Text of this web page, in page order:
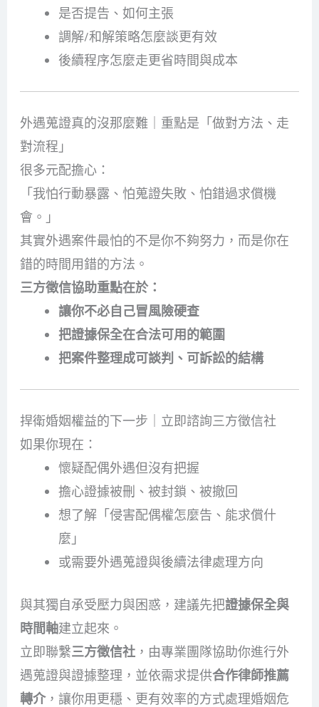
是否提告、如何主張
調解/和解策略怎麼談更有效
後續程序怎麼走更省時間與成本
外遇蒐證真的沒那麼難｜重點是「做對方法、走
對流程」
很多元配擔心：
「我怕行動暴露、怕蒐證失敗、怕錯過求償機
會。」
其實外遇案件最怕的不是你不夠努力，而是你在
錯的時間用錯的方法。
三方徵信協助重點在於：
讓你不必自己冒風險硬查
把證據保全在合法可用的範圍
把案件整理成可談判、可訴訟的結構
捍衛婚姻權益的下一步｜立即諮詢三方徵信社
如果你現在：
懷疑配偶外遇但沒有把握
擔心證據被刪、被封鎖、被撤回
想了解「侵害配偶權怎麼告、能求償什
麼」
或需要外遇蒐證與後續法律處理方向
與其獨自承受壓力與困惑，建議先把證據保全與
時間軸建立起來。
立即聯繫三方徵信社，由專業團隊協助你進行外
遇蒐證與證據整理，並依需求提供合作律師推薦
轉介，讓你用更穩、更有效率的方式處理婚姻危